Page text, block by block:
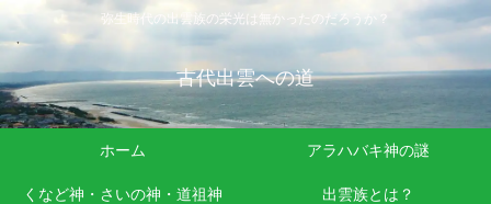
弥生時代の出雲族の栄光は無かったのだろうか？
古代出雲への道
ホーム アラハバキ神の謎
くなど神・さいの神・道祖神 出雲族とは？